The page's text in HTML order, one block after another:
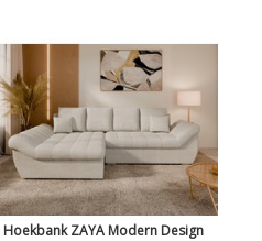
Hoekbank ZAYA Modern Design